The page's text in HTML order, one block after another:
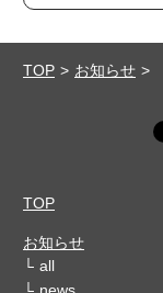
TOP お知らせ
TOP
お知らせ
all
news